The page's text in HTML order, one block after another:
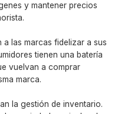
y mantener precios
a las marcas fidelizar a sus
tienen una batería
vuelvan a comprar
marca.
la gestión de inventario.